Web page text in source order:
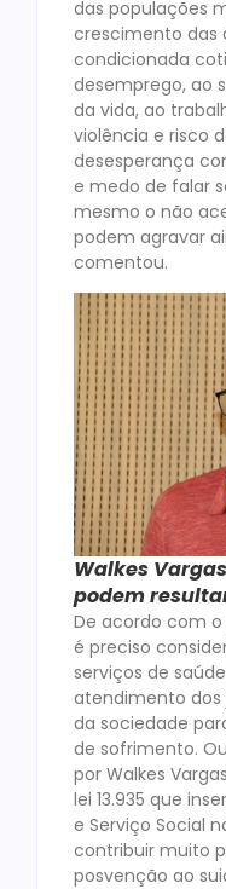
das populações
crescimento das
condicionada
desemprego, ao
da vida, ao
violência e risco
desesperança
e medo de falar
mesmo o não
podem agravar
comentou.
Walkes
podem
De acordo com
é preciso
serviços de
atendimento dos
da sociedade
de sofrimento.
por Walkes
lei 13.935 que
e Serviço Social
contribuir muito
posvenção ao